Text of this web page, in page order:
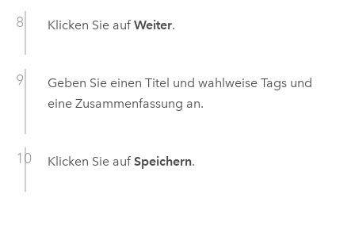
Klicken Sie auf Weiter.
Geben Sie einen Titel und wahlweise Tags und
eine Zusammenfassung an.
Klicken Sie auf Speichern.